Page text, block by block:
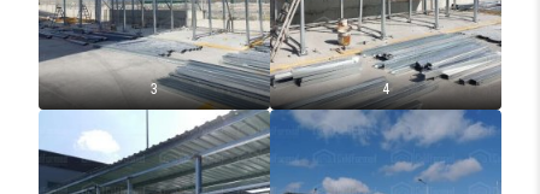
3 4